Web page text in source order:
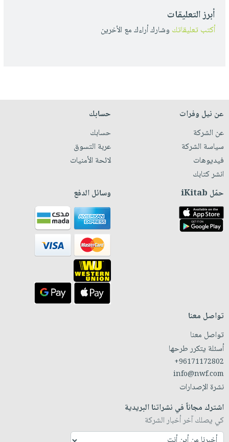
أبرز التعليقات
أكتب تعليقاتك وشارك أراءك مع الأخرين
عن نيل وفرات
عن الشركة
سياسة الشركة
فيديوهات
انشر كتابك
حسابك
حسابك
عربة التسوق
لائحة الأمنيات
حمّل iKitab وسائل الدفع
تواصل معنا
تواصل معنا
أسئلة يتكرر طرحها
+96171172802
info@nwf.com
نشرة الإصدارات
اشترك مجاناً في نشراتنا البريدية
كي يصلك آخر أخبار الشركة